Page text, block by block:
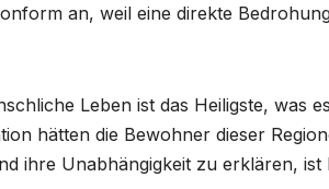
an, weil eine direkte
Leben ist das Heiligste, was
hätten die Bewohner dieser
ihre Unabhängigkeit zu erklären,